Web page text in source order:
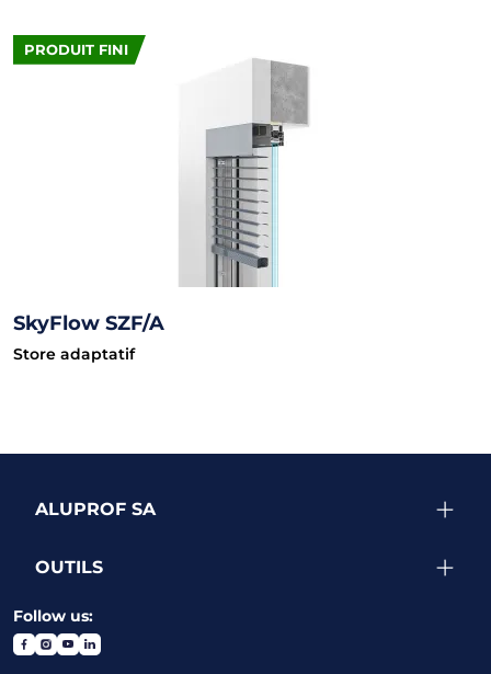
PRODUIT FINI
SkyFlow SZF/A
Store adaptatif
ALUPROF SA
OUTILS
Follow us: